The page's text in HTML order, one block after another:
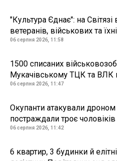
"Культура Єднає": на
ветеранів, військових та
06 серпня 2026, 11:58
1500 списаних
Мукачівському ТЦК та ВЛК
06 серпня 2026, 11:47
Окупанти атакували дроном
постраждали троє чоловіків
06 серпня 2026, 11:42
6 квартир, 3 будинки й